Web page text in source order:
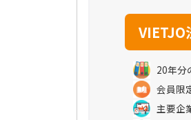
20年分
会員限
主要企